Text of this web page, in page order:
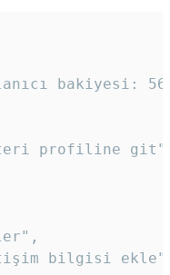
bakiyesi:
profiline
bilgisi